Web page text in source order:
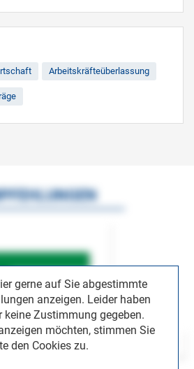
Arbeitskräfteüberlassung
gerne auf Sie abgestimmte
anzeigen. Leider haben
keine Zustimmung gegeben.
möchten, stimmen Sie
den Cookies zu.